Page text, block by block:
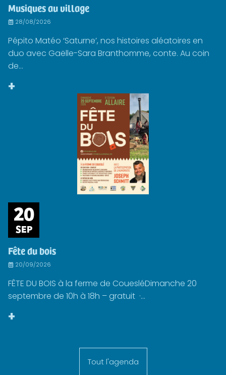
Musiques au village
28/08/2026
Pépito Matéo ‘Saturne’, nos histoires aléatoires en
duo avec Gaëlle-Sara Branthomme, conte. Au coin
de...
+
20
SEP
Fête du bois
20/09/2026
FÊTE DU BOIS à la ferme de CouesléDimanche 20
septembre de 10h à 18h – gratuit ·...
+
Tout l'agenda